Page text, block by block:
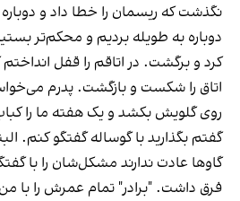
نگذشت که ریسمان را خطا داد و
دوباره به طویله بردیم و محکم‌تر
کرد و برگشت. در اتاقم را قفل
اتاق را شکست و بازگشت. پدرم
روی گلویش بکشد و یک هفته ما را
گفتم بگذارید با گوساله گفتگو کنم.
گاوها عادت ندارند مشکل‌شان را با
فرق داشت. "برادر" تمام عمرش را با